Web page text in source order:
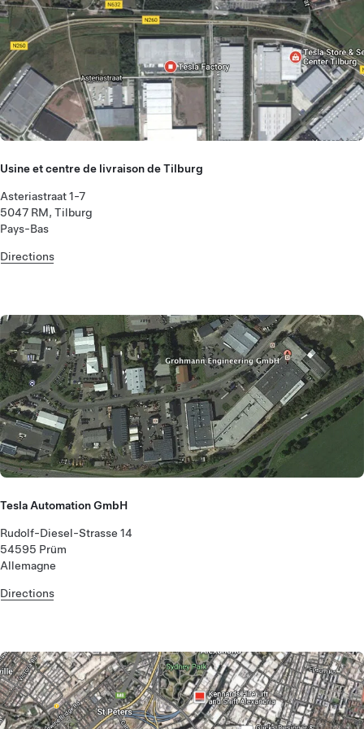
Usine et centre de livraison de Tilburg
Asteriastraat 1-7
5047 RM, Tilburg
Pays-Bas
Directions
Tesla Automation GmbH
Rudolf-Diesel-Strasse 14
54595 Prüm
Allemagne
Directions